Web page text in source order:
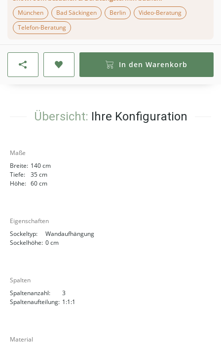
München
Bad Säckingen Berlin
Video-Beratung
Telefon-Beratung
In den Warenkorb
Übersicht: Ihre Konfiguration
Maße
Breite: 140 cm
Tiefe:
35 cm
Höhe: 60 cm
Eigenschaften
Sockeltyp:
Wandaufhängung
Sockelhöhe: 0 cm
Spalten
Spaltenanzahl:
3
Spaltenaufteilung: 1:1:1
Material